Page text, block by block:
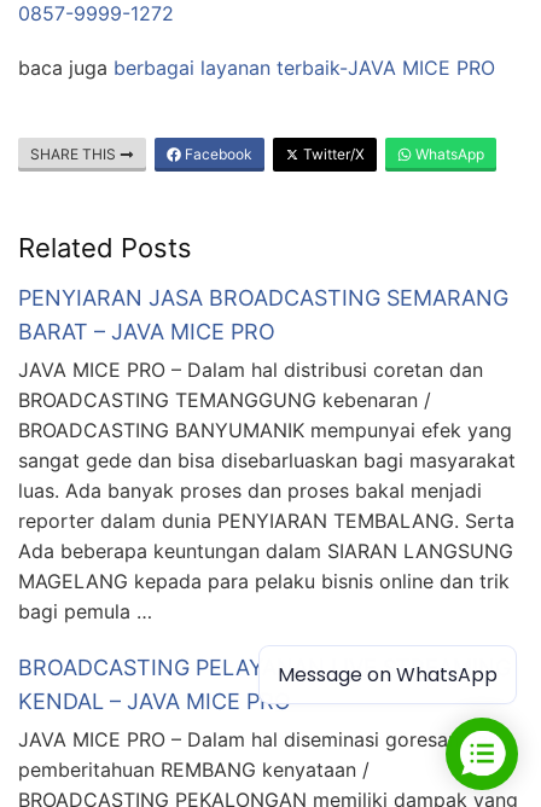
0857-9999-1272
baca juga berbagai layanan terbaik-JAVA MICE PRO
SHARE THIS Facebook Twitter/X WhatsApp
Related Posts
PENYIARAN JASA BROADCASTING SEMARANG
BARAT – JAVA MICE PRO
JAVA MICE PRO – Dalam hal distribusi coretan dan
BROADCASTING TEMANGGUNG kebenaran /
BROADCASTING BANYUMANIK mempunyai efek yang
sangat gede dan bisa disebarluaskan bagi masyarakat
luas. Ada banyak proses dan proses bakal menjadi
reporter dalam dunia PENYIARAN TEMBALANG. Serta
Ada beberapa keuntungan dalam SIARAN LANGSUNG
MAGELANG kepada para pelaku bisnis online dan trik
bagi pemula …
BROADCASTING PELAYANAN LIVE STREAMING
KENDAL – JAVA MICE PRO
JAVA MICE PRO – Dalam hal diseminasi goresan dan
pemberitahuan REMBANG kenyataan /
BROADCASTING PEKALONGAN memiliki dampak yang
Message on WhatsApp